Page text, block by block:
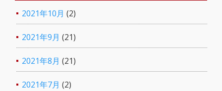
2021年10月 (2)
2021年9月 (21)
2021年8月 (21)
2021年7月 (2)